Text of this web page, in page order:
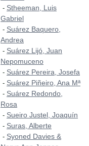
- Stheeman, Luis
Gabriel
- Suárez Baquero,
Andrea
- Suárez Lijó, Juan
Nepomuceno
- Suárez Pereira, Josefa
- Suárez Piñeiro, Ana Mª
- Suárez Redondo,
Rosa
- Sueiro Justel, Joaquín
- Suras, Alberte
- Syoned Davies &